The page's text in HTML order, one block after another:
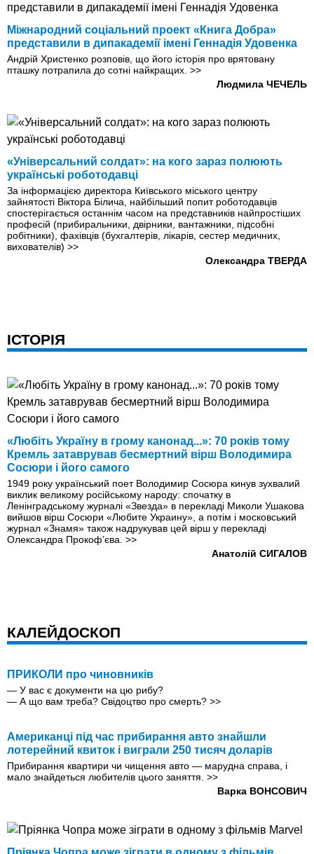
Міжнародний соціальний проект «Книга Добра»
представили в дипакадемії імені Геннадія Удовенка
Андрій Христенко розповів, що його історія про врятовану
пташку потрапила до сотні найкращих. >>
Людмила ЧЕЧЕЛЬ
«Універсальний солдат»: на кого зараз полюють
українські роботодавці
За інформацією директора Київського міського центру
зайнятості Віктора Білича, найбільший попит роботодавців
спостерігається останнім часом на представників найпростіших
професій (прибиральники, двірники, вантажники, підсобні
робітники), фахівців (бухгалтерів, лікарів, сестер медичних,
вихователів) >>
Олександра ТВЕРДА
ІСТОРІЯ
«Любiть Україну в грому канонад...»: 70 рокiв тому
Кремль затаврував бесмертний вiрш Володимира
Сосюри і його самого
1949 року український поет Володимир Сосюра кинув зухвалий
виклик великому росiйському народу: спочатку в
Ленiнградському журналi «Звезда» в перекладi Миколи Ушакова
вийшов вiрш Сосюри «Любите Украину», а потiм i московський
журнал «Знамя» також надрукував цей вiрш у перекладi
Олександра Прокоф’єва. >>
Анатолiй СИГАЛОВ
КАЛЕЙДОСКОП
ПРИКОЛИ про чиновників
— У вас є документи на цю рибу?
— А що вам треба? Свідоцтво про смерть? >>
Американці під час прибирання авто знайшли
лотерейний квиток і виграли 250 тисяч доларів
Прибирання квартири чи чищення авто — марудна справа, і
мало знайдеться любителів цього заняття. >>
Варка ВОНСОВИЧ